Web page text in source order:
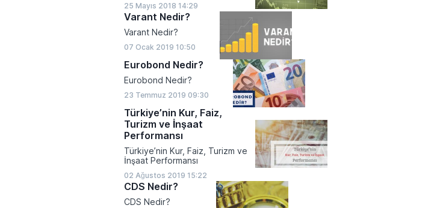
25 Mayıs 2018 14:29
Varant Nedir?
Varant Nedir?
07 Ocak 2019 10:50
Eurobond Nedir?
Eurobond Nedir?
23 Temmuz 2019 09:30
Türkiye’nin Kur, Faiz,
Turizm ve İnşaat
Performansı
Türkiye’nin Kur, Faiz, Turizm ve
İnşaat Performansı
02 Ağustos 2019 15:22
CDS Nedir?
CDS Nedir?